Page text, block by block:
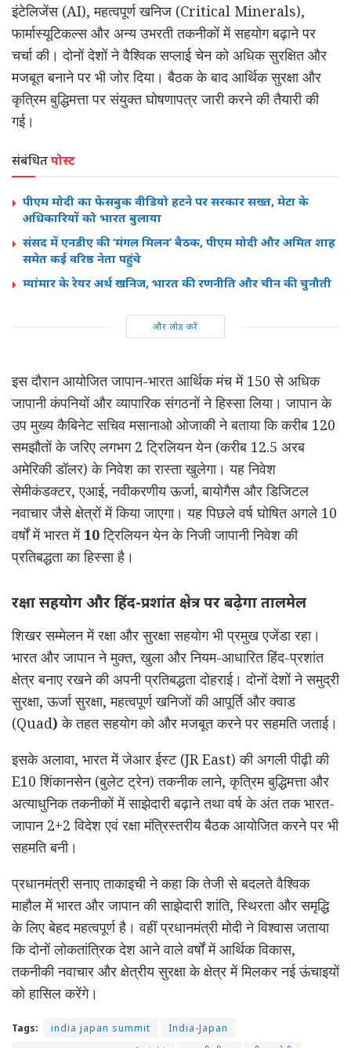
इंटेलिजेंस (AI), महत्वपूर्ण खनिज (Critical Minerals),
फार्मास्यूटिकल्स और अन्य उभरती तकनीकों में सहयोग बढ़ाने पर
चर्चा की। दोनों देशों ने वैश्विक सप्लाई चेन को अधिक सुरक्षित और
मजबूत बनाने पर भी जोर दिया। बैठक के बाद आर्थिक सुरक्षा और
कृत्रिम बुद्धिमत्ता पर संयुक्त घोषणापत्र जारी करने की तैयारी की
गई।
संबंधितपोस्ट
पीएम मोदी का फेसबुक वीडियो हटने पर सरकार सख्त, मेटा के
अधिकारियों को भारत बुलाया
संसद में एनडीए की ‘मंगल मिलन’ बैठक, पीएम मोदी और अमित शाह
समेत कई वरिष्ठ नेता पहुंचे
म्यांमार के रेयर अर्थ खनिज, भारत की रणनीति और चीन की चुनौती
और लोड करें
इस दौरान आयोजित जापान-भारत आर्थिक मंच में 150 से अधिक
जापानी कंपनियों और व्यापारिक संगठनों ने हिस्सा लिया। जापान के
उप मुख्य कैबिनेट सचिव मसानाओ ओजाकी ने बताया कि करीब 120
समझौतों के जरिए लगभग 2 ट्रिलियन येन (करीब 12.5 अरब
अमेरिकी डॉलर) के निवेश का रास्ता खुलेगा। यह निवेश
सेमीकंडक्टर, एआई, नवीकरणीय ऊर्जा, बायोगैस और डिजिटल
नवाचार जैसे क्षेत्रों में किया जाएगा। यह पिछले वर्ष घोषित अगले 10
वर्षों में भारत में10ट्रिलियन येन के निजी जापानी निवेश की
प्रतिबद्धता का हिस्सा है।
रक्षा सहयोग और हिंद-प्रशांत क्षेत्र पर बढ़ेगा तालमेल
शिखर सम्मेलन में रक्षा और सुरक्षा सहयोग भी प्रमुख एजेंडा रहा।
भारत और जापान ने मुक्त, खुला और नियम-आधारित हिंद-प्रशांत
क्षेत्र बनाए रखने की अपनी प्रतिबद्धता दोहराई। दोनों देशों ने समुद्री
सुरक्षा, ऊर्जा सुरक्षा, महत्वपूर्ण खनिजों की आपूर्ति और क्वाड
(Quad) के तहत सहयोग को और मजबूत करने पर सहमति जताई।
इसके अलावा, भारत में जेआर ईस्ट (JR East) की अगली पीढ़ी की
E10 शिंकानसेन (बुलेट ट्रेन) तकनीक लाने, कृत्रिम बुद्धिमत्ता और
अत्याधुनिक तकनीकों में साझेदारी बढ़ाने तथा वर्ष के अंत तक भारत-
जापान 2+2 विदेश एवं रक्षा मंत्रिस्तरीय बैठक आयोजित करने पर भी
सहमति बनी।
प्रधानमंत्री सनाए ताकाइची ने कहा कि तेजी से बदलते वैश्विक
माहौल में भारत और जापान की साझेदारी शांति, स्थिरता और समृद्धि
के लिए बेहद महत्वपूर्ण है। वहीं प्रधानमंत्री मोदी ने विश्वास जताया
कि दोनों लोकतांत्रिक देश आने वाले वर्षों में आर्थिक विकास,
तकनीकी नवाचार और क्षेत्रीय सुरक्षा के क्षेत्र में मिलकर नई ऊंचाइयों
को हासिल करेंगे।
Tags: india japan summit
India-Japan